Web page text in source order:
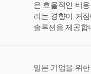
은 효율적인 비
려는 경향이 커
솔루션을 제공합
일본 기업을 위